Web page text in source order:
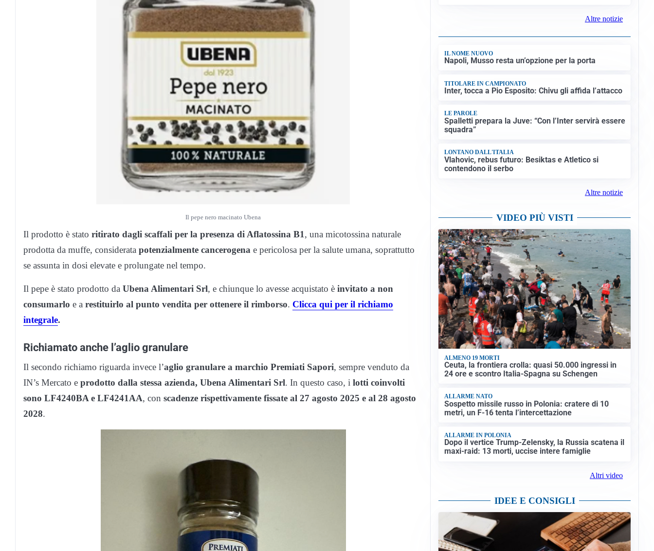
Il pepe nero macinato Ubena
Il prodotto è stato ritirato dagli scaffali per la presenza di Aflatossina B1, una micotossina naturale
prodotta da muffe, considerata potenzialmente cancerogena e pericolosa per la salute umana, soprattutto
se assunta in dosi elevate e prolungate nel tempo.
Il pepe è stato prodotto da Ubena Alimentari Srl, e chiunque lo avesse acquistato è invitato a non
consumarlo e a restituirlo al punto vendita per ottenere il rimborso. Clicca qui per il richiamo
integrale.
Richiamato anche l’aglio granulare
Il secondo richiamo riguarda invece l’aglio granulare a marchio Premiati Sapori, sempre venduto da
IN’s Mercato e prodotto dalla stessa azienda, Ubena Alimentari Srl. In questo caso, i lotti coinvolti
sono LF4240BA e LF4241AA, con scadenze rispettivamente fissate al 27 agosto 2025 e al 28 agosto
2028.
Altre notizie
IL NOME NUOVO
Inter, tocca a Pio Esposito: Chivu gli affida l’attacco
LE PAROLE
Spalletti prepara la Juve: “Con l’Inter servirà essere
squadra”
LONTANO DALL'ITALIA
Vlahovic, rebus futuro: Besiktas e Atletico si
contendono il serbo
Altre notizie
VIDEO PIÙ VISTI
ALLARME NATO
Sospetto missile russo in Polonia: cratere di 10
metri, un F-16 tenta l’intercettazione